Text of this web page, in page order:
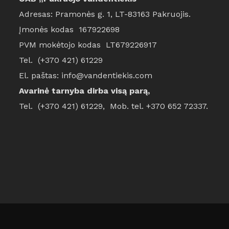
Adresas: Pramonės g. 1, LT-83163 Pakruojis.
Įmonės kodas 167922698
PVM mokėtojo kodas LT679226917
Tel. (+370 421) 61229
El. paštas: info@vandentiekis.com
Avarinė tarnyba dirba visą parą,
Tel. (+370 421) 61229, Mob. tel. +370 652 72337.